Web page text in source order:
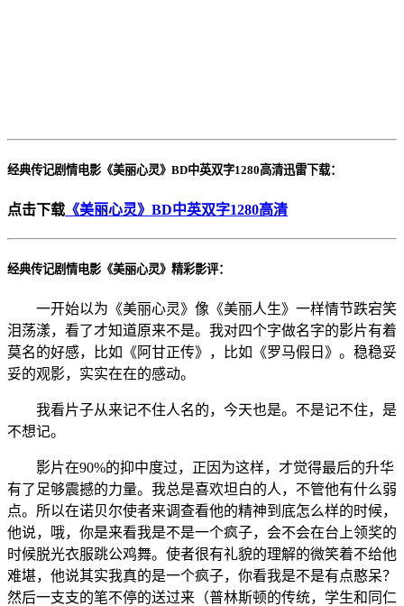
经典传记剧情电影《美丽心灵》BD中英双字1280高清迅雷下载：
点击下载 《美丽心灵》BD中英双字1280高清
经典传记剧情电影《美丽心灵》精彩影评：
一开始以为《美丽心灵》像《美丽人生》一样情节跌宕笑
泪荡漾，看了才知道原来不是。我对四个字做名字的影片有着
莫名的好感，比如《阿甘正传》，比如《罗马假日》。稳稳妥
妥的观影，实实在在的感动。
我看片子从来记不住人名的，今天也是。不是记不住，是
不想记。
影片在90%的抑中度过，正因为这样，才觉得最后的升华
有了足够震撼的力量。我总是喜欢坦白的人，不管他有什么弱
点。所以在诺贝尔使者来调查看他的精神到底怎么样的时候，
他说，哦，你是来看我是不是一个疯子，会不会在台上领奖的
时候脱光衣服跳公鸡舞。使者很有礼貌的理解的微笑着不给他
难堪，他说其实我真的是一个疯子，你看我是不是有点憨呆？
然后一支支的笔不停的送过来（普林斯顿的传统，学生和同仁